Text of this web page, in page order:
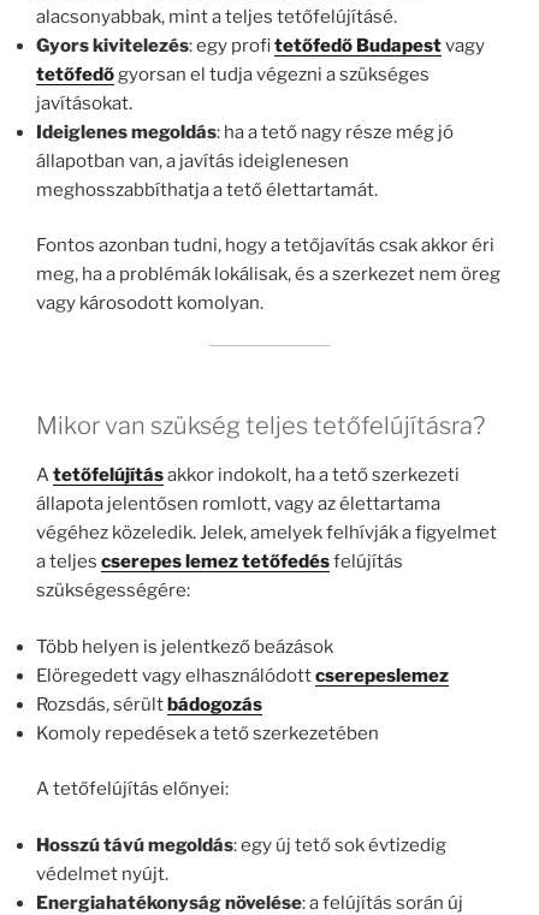
alacsonyabbak, mint a teljes tetőfelújításé.
Gyors kivitelezés: egy profitetőfedő Budapestvagy
tetőfedőgyorsan el tudja végezni a szükséges
javításokat.
Ideiglenes megoldás: ha a tető nagy része még jó
állapotban van, a javítás ideiglenesen
meghosszabbíthatja a tető élettartamát.
Fontos azonban tudni, hogy a tetőjavítás csak akkor éri
meg, ha a problémák lokálisak, és a szerkezet nem öreg
vagy károsodott komolyan.
Mikor van szükség teljes tetőfelújításra?
Atetőfelújításakkor indokolt, ha a tető szerkezeti
állapota jelentősen romlott, vagy az élettartama
végéhez közeledik. Jelek, amelyek felhívják a figyelmet
a teljes cserepes lemez tetőfedésfelújítás
szükségességére:
Több helyen is jelentkező beázások
Elöregedett vagy elhasználódottcserepeslemez
Rozsdás, sérültbádogozás
Komoly repedések a tető szerkezetében
A tetőfelújítás előnyei:
Hosszú távú megoldás: egy új tető sok évtizedig
védelmet nyújt.
Energiahatékonyság növelése: a felújítás során új